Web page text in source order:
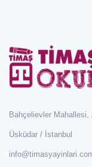
Bahçelievler Mahallesi,
Üsküdar / İstanbul